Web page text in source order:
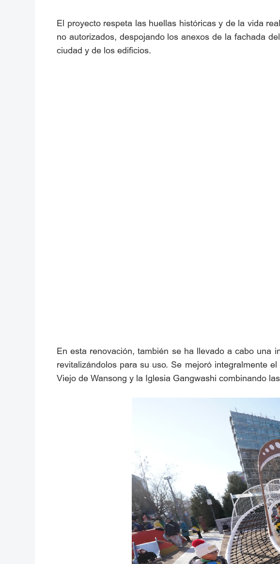
El proyecto respeta las huellas históricas y de la vida
no autorizados, despojando los anexos de la fachada
ciudad y de los edificios.
En esta renovación, también se ha llevado a cabo una
revitalizándolos para su uso. Se mejoró integralmente
Viejo de Wansong y la Iglesia Gangwashi combinando